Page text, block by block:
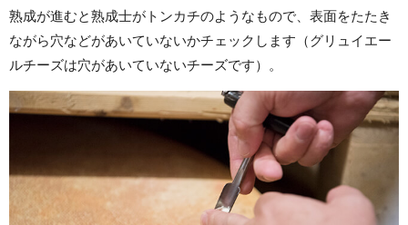
熟成が進むと熟成士がトンカチのようなもので、表面をたたき
ながら穴などがあいていないかチェックします（グリュイエー
ルチーズは穴があいていないチーズです）。